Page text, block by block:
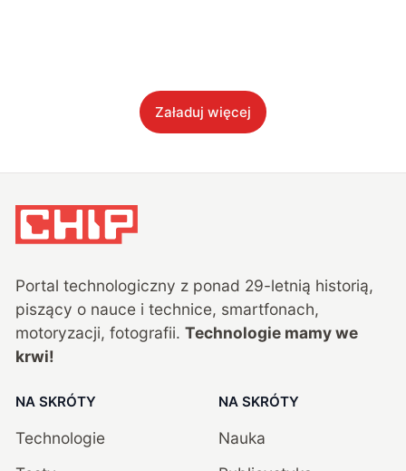
Załaduj więcej
Portal technologiczny z ponad 29-letnią historią,
piszący o nauce i technice, smartfonach,
motoryzacji, fotografii. Technologie mamy we
krwi!
NA SKRÓTY
Technologie
NA SKRÓTY
Nauka